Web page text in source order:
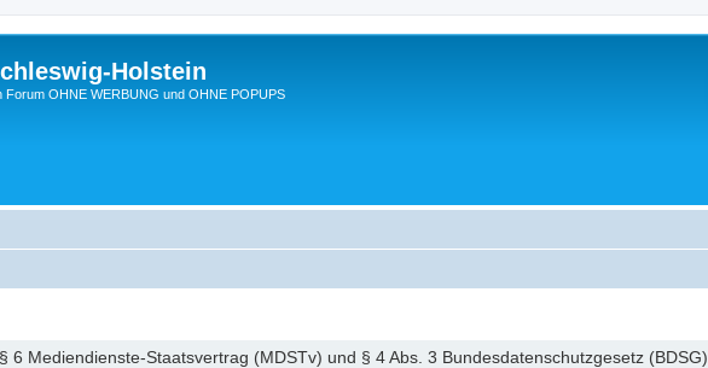
Holstein
OHNE WERBUNG und OHNE POPUPS
6 Mediendienste-Staatsvertrag (MDSTv) und § 4 Abs. 3 Bundesdatenschutzgesetz (BDSG)